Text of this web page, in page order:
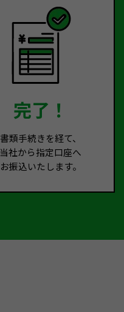
完了！
書類手続きを経て、
当社から指定口座へ
お振込いたします。